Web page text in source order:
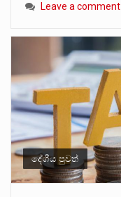
Leave a comment
දේශීය පුවත්